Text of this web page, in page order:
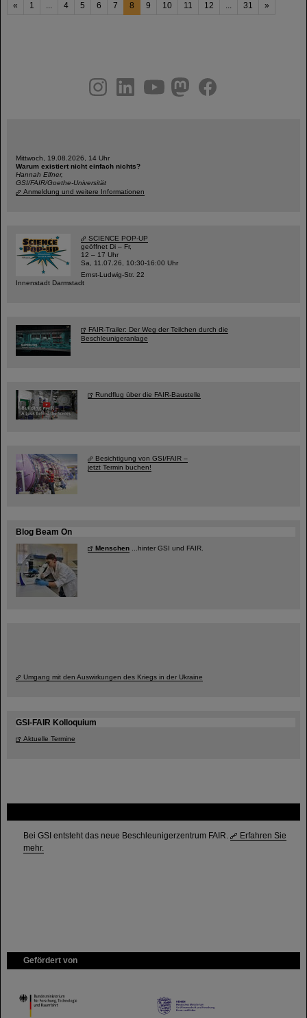
Bei GSI entsteht das neue Beschleunigerzentrum FAIR.
Erfahren Sie
mehr.
Gefördert von
HMWK
« 1 ... 4 5 6 7 8 9 10 11 12 ... 31 »
youtubehelmholtz.socialfacebook
Mittwoch, 19.08.2026, 14 Uhr
Warum existiert nicht einfach nichts?
Hannah Elfner,
GSI/FAIR/Goethe-Universität
Anmeldung und weitere Informationen
SCIENCE POP-UP
geöffnet Di – Fr,
12 – 17 Uhr
Sa, 11.07.26, 10:30-16:00 Uhr
Ernst-Ludwig-Str. 22
Innenstadt Darmstadt
FAIR-Trailer: Der Weg der Teilchen durch die
Beschleunigeranlage
Rundflug über die FAIR-Baustelle
Besichtigung von GSI/FAIR –
jetzt Termin buchen!
Blog Beam On
Menschen ...hinter GSI und FAIR.
Umgang mit den Auswirkungen des Kriegs in der Ukraine
GSI-FAIR Kolloquium
Aktuelle Termine